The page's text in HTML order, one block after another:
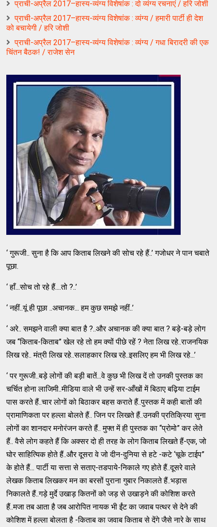
प्राची-अप्रैल 2017–हास्य-व्यंग्य विशेषांक : दो व्यंग्य रचनाएं / हरि जोशी
प्राची-अप्रैल 2017–हास्य-व्यंग्य विशेषांक : व्यंग्य / हमारी पार्टी ही देश
को बचायेगी / हरि जोशी
प्राची-अप्रैल 2017–हास्य-व्यंग्य विशेषांक : व्यंग्य / गधा बिरादरी की एक
चिंतन बैठक! / राजेश सेन
‘ गुरूजी.. सुना है कि आप किताब लिखने की सोच रहे हैं..’ गजोधर ने पान चबाते
पूछा.
‘ हाँ...सोच तो रहे हैं....तो ?..’
‘ नहीं..यूं ही पूछा ..अचानक... हम कुछ समझे नहीं..’
‘ अरे.. समझने वाली क्या बात है ?..और अचानक की क्या बात ? बड़े-बड़े लोग
जब “किताब-किताब” खेल रहे तो हम क्यों पीछे रहें ? नेता लिख रहे..राजनयिक
लिख रहे.. मंत्री लिख रहे..सलाहकार लिख रहे..इसलिए हम भी लिख रहे...’
‘ पर गुरूजी..बड़े लोगों की बड़ी बातें...वे कुछ भी लिख दें तो उनकी पुस्तक का
चर्चित होना लाजिमी..मीडिया वाले भी उन्हें सर-आँखों में बिठाए बढ़िया टाईम
पास करते हैं..चार लोगों को बिठाकर बहस कराते हैं..पुस्तक में कही बातों की
प्रामाणिकता पर हल्ला बोलते हैं.. जिन पर लिखते हैं..उनकी प्रतिक्रिया सुना
लोगों का शानदार मनोरंजन करते हैं.. मुफ्त में ही पुस्तक का “प्रोमो” कर लेते
हैं.. वैसे लोग कहते हैं कि अक्सर दो ही तरह के लोग किताब लिखते हैं-एक, जो
घोर साहित्यिक होते हैं..और दूसरा वे जो दीन-दुनिया से हटे -कटे ‘चूके टाईप”
के होते हैं... पार्टी या सत्ता से सताए-तडपाये-निकाले गए होते हैं..दूसरे वाले
लेखक किताब लिखकर मन का बरसों पुराना गुबार निकालते हैं..भड़ास
निकालते हैं..गड़े मुर्दे उखाड़ कितनों को जड़ से उखाड़ने की कोशिश करते
हैं..मजा तब आता है जब आरोपित नायक भी ईंट का जवाब पत्थर से देने की
कोशिश में हल्ला बोलता है -किताब का जवाब किताब से देंगे जैसे नारे के साथ